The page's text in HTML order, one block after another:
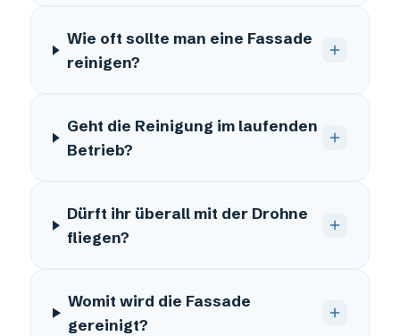
Wie oft sollte man eine Fassade
reinigen?
Geht die Reinigung im laufenden
Betrieb?
Dürft ihr überall mit der Drohne
fliegen?
Womit wird die Fassade
gereinigt?